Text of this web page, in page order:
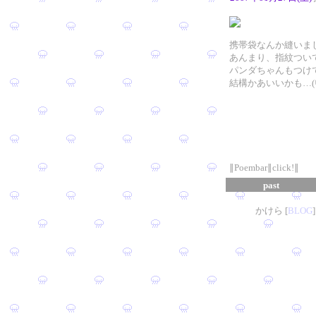
携帯袋なんか縫い
あんまり、指紋つ
パンダちゃんもつ
結構かあいいかも
∥Poembar∥click!∥
past
かけら [BLOG